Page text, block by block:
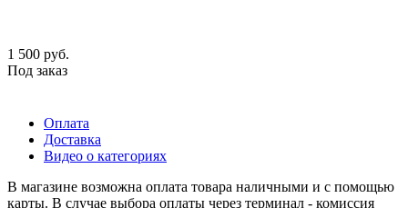
1 500 руб.
Под заказ
Оплата
Доставка
Видео о категориях
В магазине возможна оплата товара наличными и с помощью
карты. В случае выбора оплаты через терминал - комиссия